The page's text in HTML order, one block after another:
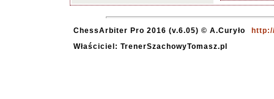
ChessArbiter Pro 2016 (v.6.05) © A.Curyło
Właściciel: TrenerSzachowyTomasz.pl